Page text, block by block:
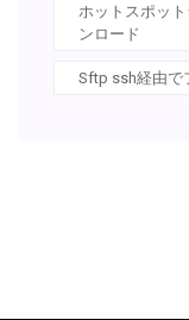
ホットスポッ
ンロード
Sftp ssh経由で